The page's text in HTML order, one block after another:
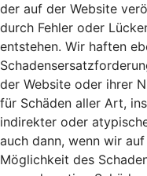
der auf der Website
durch Fehler oder
entstehen. Wir haften
der Website oder ihrer
für Schäden aller Art,
indirekter oder
auch dann, wenn wir
Möglichkeit des